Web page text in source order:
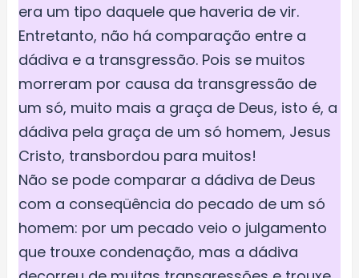
era um tipo daquele que haveria de vir.
Entretanto, não há comparação entre a
dádiva e a transgressão. Pois se muitos
morreram por causa da transgressão de
um só, muito mais a graça de Deus, isto é, a
dádiva pela graça de um só homem, Jesus
Cristo, transbordou para muitos!
Não se pode comparar a dádiva de Deus
com a conseqüência do pecado de um só
homem: por um pecado veio o julgamento
que trouxe condenação, mas a dádiva